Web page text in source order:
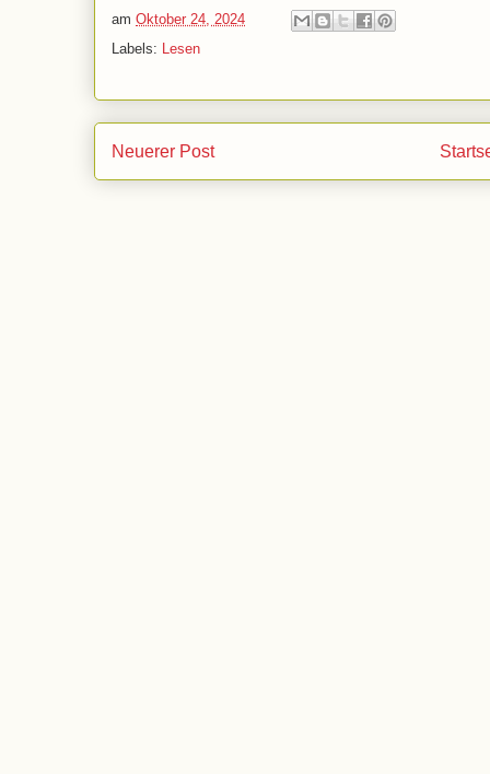
am Oktober 24, 2024
Labels: Lesen
Neuerer Post